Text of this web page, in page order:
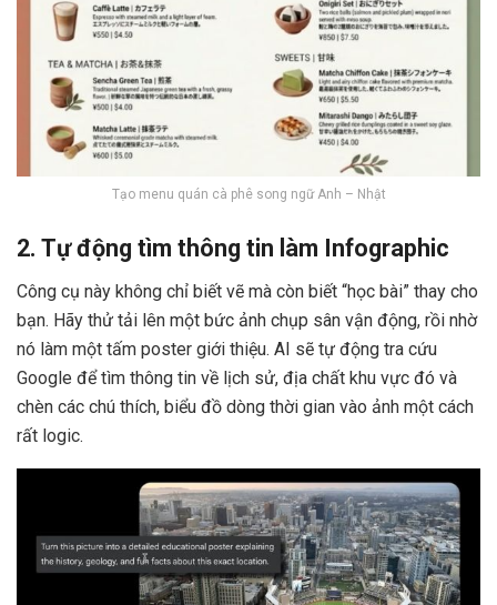
Tạo menu quán cà phê song ngữ Anh – Nhật
2. Tự động tìm thông tin làm Infographic
Công cụ này không chỉ biết vẽ mà còn biết “học bài” thay cho
bạn. Hãy thử tải lên một bức ảnh chụp sân vận động, rồi nhờ
nó làm một tấm poster giới thiệu. AI sẽ tự động tra cứu
Google để tìm thông tin về lịch sử, địa chất khu vực đó và
chèn các chú thích, biểu đồ dòng thời gian vào ảnh một cách
rất logic.